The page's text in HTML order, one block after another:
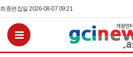
최종편집일 2026-08-07 09:21